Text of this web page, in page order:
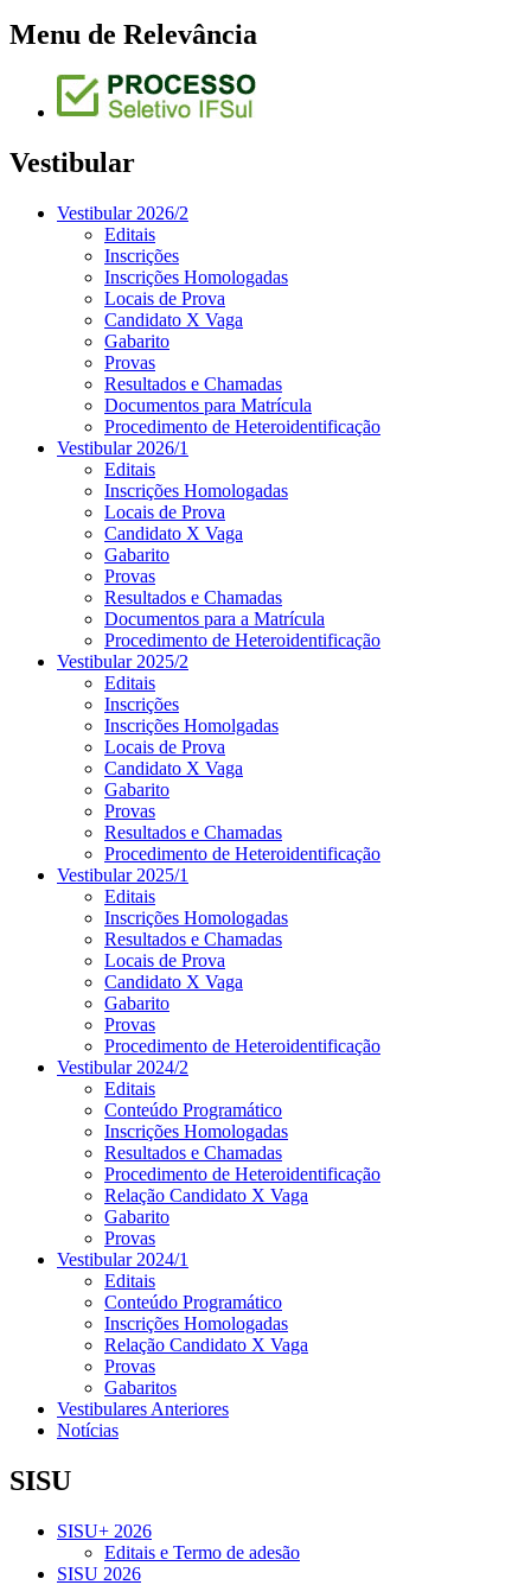
Menu de Relevância
Vestibular
Vestibular 2026/2
Editais
Inscrições
Inscrições Homologadas
Locais de Prova
Candidato X Vaga
Gabarito
Provas
Resultados e Chamadas
Documentos para Matrícula
Procedimento de Heteroidentificação
Vestibular 2026/1
Editais
Inscrições Homologadas
Locais de Prova
Candidato X Vaga
Gabarito
Provas
Resultados e Chamadas
Documentos para a Matrícula
Procedimento de Heteroidentificação
Vestibular 2025/2
Editais
Inscrições
Inscrições Homolgadas
Locais de Prova
Candidato X Vaga
Gabarito
Provas
Resultados e Chamadas
Procedimento de Heteroidentificação
Vestibular 2025/1
Editais
Inscrições Homologadas
Resultados e Chamadas
Locais de Prova
Candidato X Vaga
Gabarito
Provas
Procedimento de Heteroidentificação
Vestibular 2024/2
Editais
Conteúdo Programático
Inscrições Homologadas
Resultados e Chamadas
Procedimento de Heteroidentificação
Relação Candidato X Vaga
Gabarito
Provas
Vestibular 2024/1
Editais
Conteúdo Programático
Inscrições Homologadas
Relação Candidato X Vaga
Provas
Gabaritos
Vestibulares Anteriores
Notícias
SISU
SISU+ 2026
Editais e Termo de adesão
SISU 2026